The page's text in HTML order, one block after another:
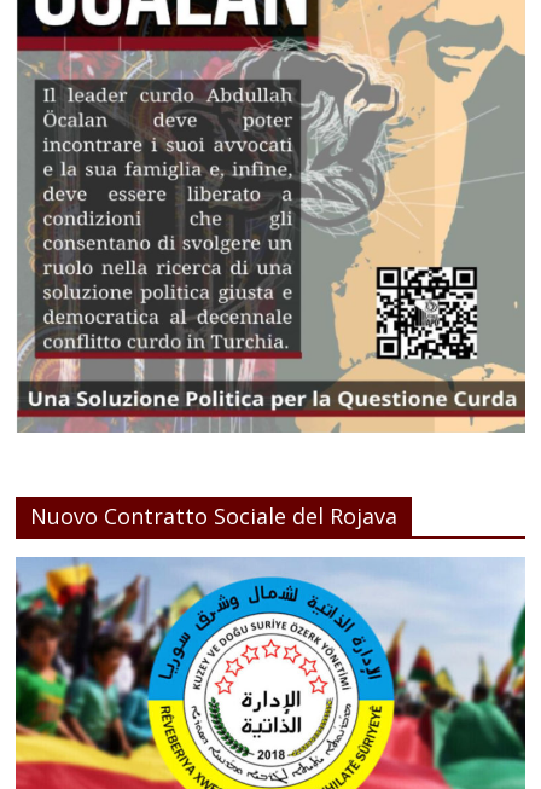
Nuovo Contratto Sociale del Rojava